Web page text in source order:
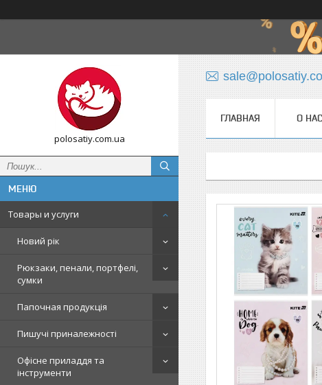
polosatiy.com.ua
Товары и услуги
Новий рік
Рюкзаки, пенали, портфелі,
сумки
Папочная продукція
Пишучі приналежності
Офісне приладдя та
інструменти
ГЛАВНАЯ О НАС